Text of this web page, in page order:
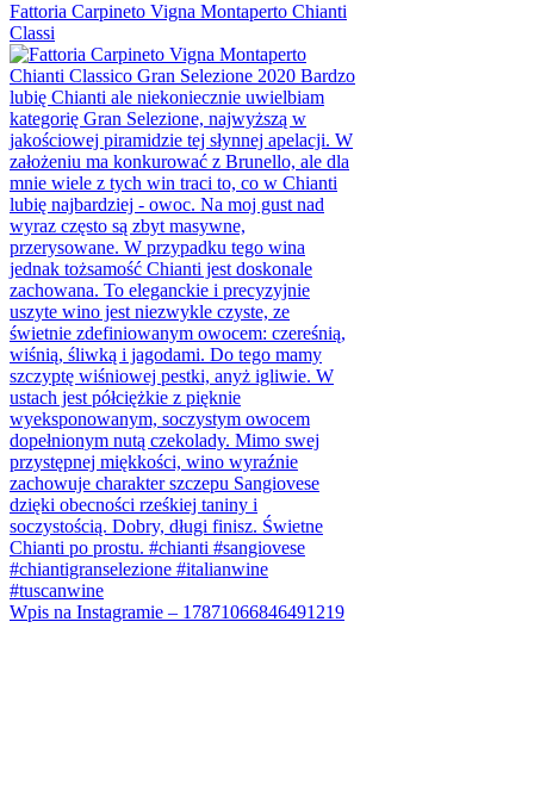
Fattoria Carpineto Vigna Montaperto Chianti
Classi
Wpis na Instagramie – 17871066846491219